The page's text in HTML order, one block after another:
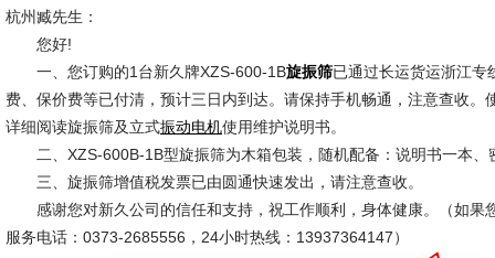
杭州臧先生：
您好!
一、您订购的1台新久牌XZS-600-1B旋振筛已通过长运货运浙江专
费、保价费等已付清，预计三日内到达。请保持手机畅通，注意查收。
详细阅读旋振筛及立式振动电机使用维护说明书。
二、XZS-600B-1B型旋振筛为木箱包装，随机配备：说明书一本、
三、旋振筛增值税发票已由圆通快速发出，请注意查收。
感谢您对新久公司的信任和支持，祝工作顺利，身体健康。（如果
服务电话：0373-2685556，24小时热线：13937364147）